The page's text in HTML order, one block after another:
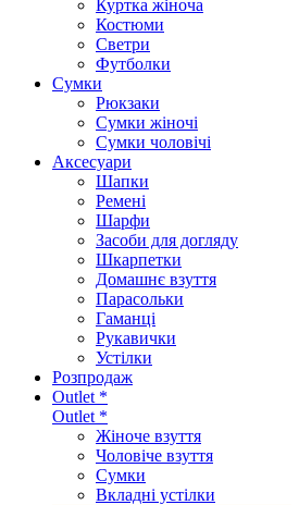
Куртка жіноча
Костюми
Светри
Футболки
Сумки
Рюкзаки
Сумки жіночі
Сумки чоловічі
Аксеcуари
Шапки
Ремені
Шарфи
Засоби для догляду
Шкарпетки
Домашнє взуття
Парасольки
Гаманці
Рукавички
Устілки
Розпродаж
Outlet *
Outlet *
Жіноче взуття
Чоловіче взуття
Сумки
Вкладні устілки